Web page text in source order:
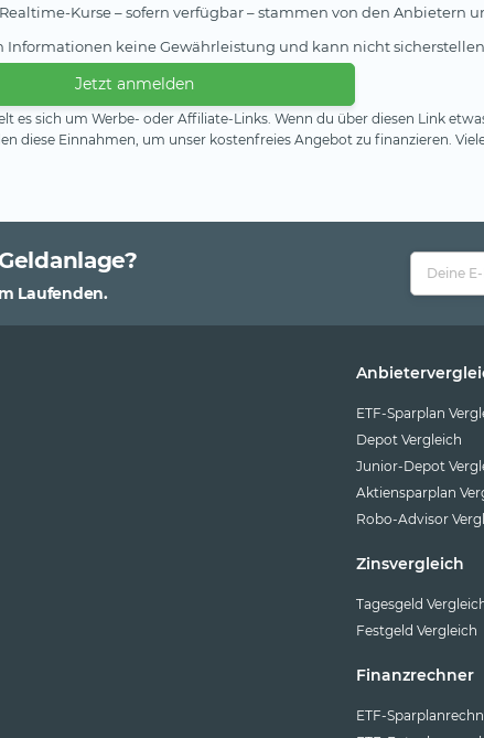
Jetzt anmelden
Realtime-Kurse – sofern verfügbar – stammen von den Anbietern
keine Gewährleistung und kann nicht
es sich um Werbe- oder Affiliate-Links. Wenn du über diesen Link
diese Einnahmen, um unser kostenfreies Angebot zu finanzieren.
Laufenden.
ETF-Sparplan
Depot Vergleich
Junior-Depot
Aktiensparplan
Robo-Advisor
Zinsvergleich
Tagesgeld
Festgeld Vergleich
Finanzrechner
ETF-